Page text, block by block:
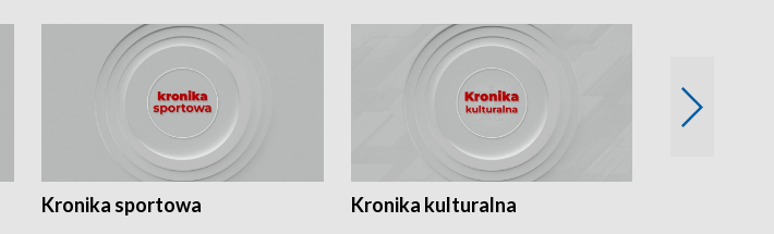
Kronika sportowa Kronika kulturalna